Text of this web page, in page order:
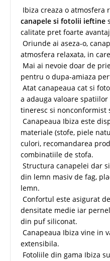
Ibiza creaza o atmosfera
canapele si fotolii ieftine
calitate pret foarte
Oriunde ai aseza-o,
atmosfera relaxata, in
Mai ai nevoie doar de
pentru o dupa-amiaza
Atat canapeaua cat si
a adauga valoare
tineresc si nonconformist
Canapeaua Ibiza este
materiale (stofe, piele
culori, recomandarea
combinatiile de stofa.
Structura canapelei dar
din lemn masiv de fag,
lemn.
Confortul este asigurat
densitate medie iar
din puf siliconat.
Canapeaua Ibiza vine in
extensibila.
Fotoliile din gama Ibiza